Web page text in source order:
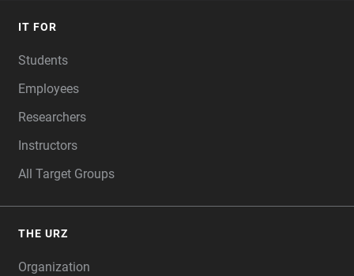
IT FOR
Students
Employees
Researchers
Instructors
All Target Groups
THE URZ
Organization